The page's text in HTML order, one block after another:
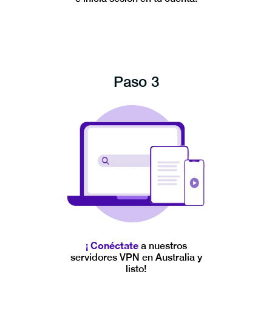
Paso 3
¡ Conéctate a nuestros
servidores VPN en Australia y
listo!